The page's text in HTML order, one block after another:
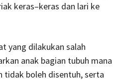
keras–keras dan lari ke
yang dilakukan salah
anak bagian tubuh mana
tidak boleh disentuh, serta